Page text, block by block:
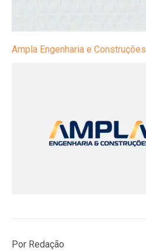
Ampla Engenharia e Construções
Por Redação